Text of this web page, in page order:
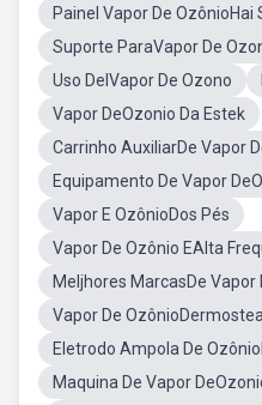
Painel Vapor De OzônioHai
Suporte ParaVapor De
Uso DelVapor De Ozono
Vapor DeOzonio Da Estek
Carrinho AuxiliarDe Vapor
Equipamento De Vapor
Vapor E OzônioDos Pés
Vapor De Ozônio EAlta
Meljhores MarcasDe Vapor
Vapor De
Eletrodo Ampola De
Maquina De Vapor